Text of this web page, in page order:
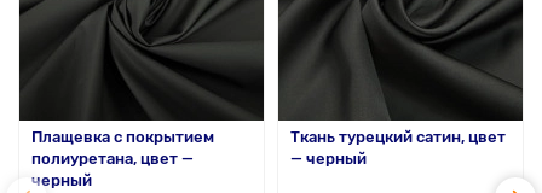
Плащевка с покрытием
полиуретана, цвет —
черный
Ткань турецкий сатин, цвет
— черный